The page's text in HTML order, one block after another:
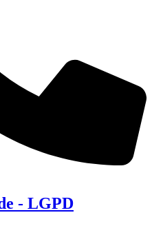
- LGPD